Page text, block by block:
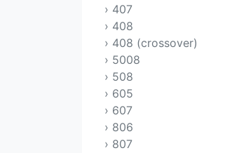
› 407
› 408
› 408 (crossover)
› 5008
› 508
› 605
› 607
› 806
› 807